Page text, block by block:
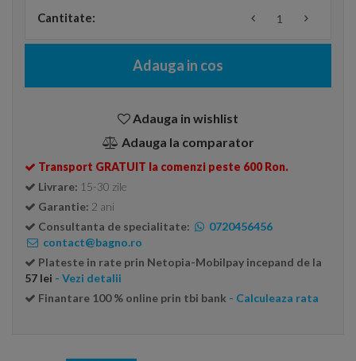
Cantitate:
Adauga in cos
Adauga in wishlist
Adauga la comparator
Transport GRATUIT la comenzi peste 600 Ron.
Livrare: 15-30 zile
Garantie: 2 ani
Consultanta de specialitate:
0720456456
contact@bagno.ro
Plateste in rate prin Netopia-Mobilpay incepand de la
57 lei - Vezi detalii
Finantare 100 % online prin tbi bank - Calculeaza rata